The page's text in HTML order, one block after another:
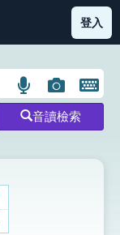
首索引表圖示
登入
語
言
搜
圖
片
搜
開
鍵
圖
音讀檢索